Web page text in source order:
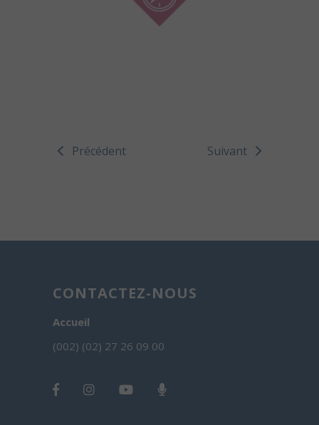
Précédent Suivant
CONTACTEZ-NOUS
Accueil
(002) (02) 27 26 09 00